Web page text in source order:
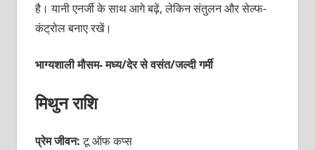
है। यानी एनर्जी के साथ आगे बढ़ें, लेकिन संतुलन और सेल्फ-
कंट्रोल बनाए रखें।
भाग्यशाली मौसम- मध्य/देर से वसंत/जल्दी गर्मी
मिथुन राशि
प्रेम जीवन:टू ऑफ कप्स